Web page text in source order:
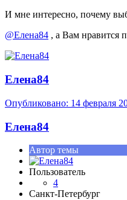
И мне интересно, почему
@Елена84 , а Вам нравится
Елена84
Опубликовано: 14 февраля
Елена84
Автор темы
Пользователь
4
Санкт-Петербург